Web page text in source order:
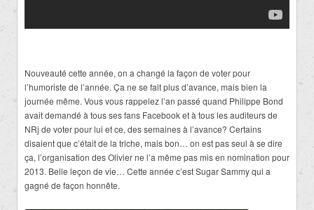
Nouveauté cette année, on a changé la façon de voter pour
l’humoriste de l’année. Ça ne se fait plus d’avance, mais bien la
journée même. Vous vous rappelez l’an passé quand Philippe Bond
avait demandé à tous ses fans Facebook et à tous les auditeurs de
NRj de voter pour lui et ce, des semaines à l’avance? Certains
disaient que c’était de la triche, mais bon… on est pas seul à se dire
ça, l’organisation des Olivier ne l’a même pas mis en nomination pour
2013. Belle leçon de vie… Cette année c’est Sugar Sammy qui a
gagné de façon honnête.